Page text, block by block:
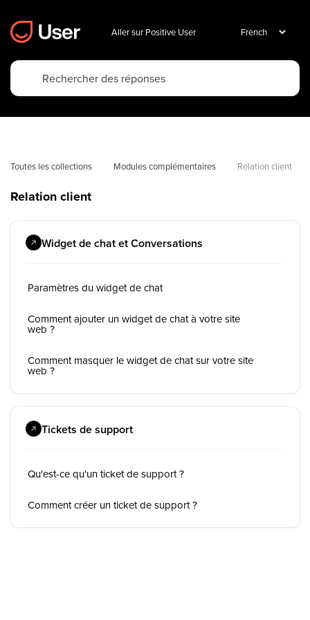
Aller sur Positive User
Toutes les collections Modules complémentaires Relation client
Relation client
Widget de chat et Conversations
Paramètres du widget de chat
Comment ajouter un widget de chat à votre site
web ?
Comment masquer le widget de chat sur votre site
web ?
Tickets de support
Qu'est-ce qu'un ticket de support ?
Comment créer un ticket de support ?